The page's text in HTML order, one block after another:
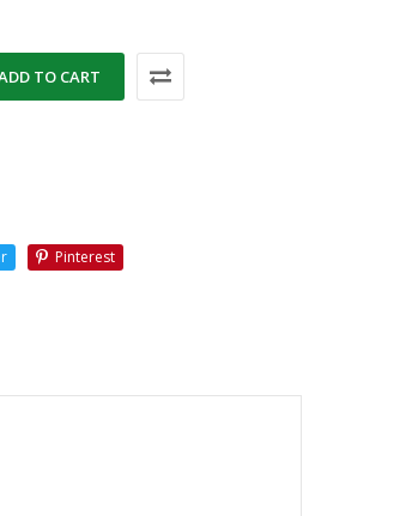
TO CART
Pinterest